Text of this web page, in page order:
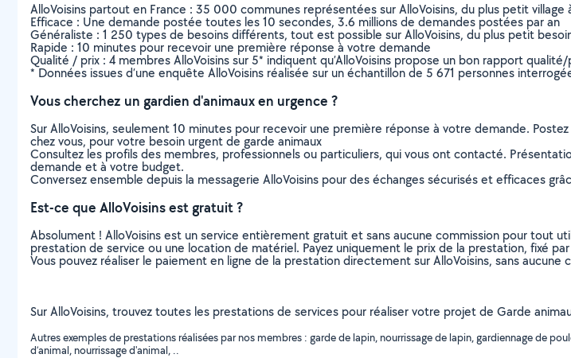
AlloVoisins partout en France : 35 000 communes représentées sur AlloVoisins, du plus petit
Efficace : Une demande postée toutes les 10 secondes, 3.6 millions de demandes postées par an
Généraliste : 1 250 types de besoins différents, tout est possible sur AlloVoisins, du plus petit
Rapide : 10 minutes pour recevoir une première réponse à votre demande
Qualité / prix : 4 membres AlloVoisins sur 5* indiquent qu’AlloVoisins propose un bon rapport qualité/
* Données issues d’une enquête AlloVoisins réalisée sur un échantillon de 5 671 personnes
Vous cherchez un gardien d'animaux en urgence ?
Sur AlloVoisins, seulement 10 minutes pour recevoir une première réponse à votre demande.
chez vous, pour votre besoin urgent de garde animaux
Consultez les profils des membres, professionnels ou particuliers, qui vous ont contacté.
demande et à votre budget.
Conversez ensemble depuis la messagerie AlloVoisins pour des échanges sécurisés et efficaces
Est-ce que AlloVoisins est gratuit ?
Absolument ! AlloVoisins est un service entièrement gratuit et sans aucune commission pour tout
prestation de service ou une location de matériel. Payez uniquement le prix de la prestation, fixé
Vous pouvez réaliser le paiement en ligne de la prestation directement sur AlloVoisins, sans aucune
Sur AlloVoisins, trouvez toutes les prestations de services pour réaliser votre projet de Garde
Autres exemples de prestations réalisées par nos membres : garde de lapin, nourrissage de lapin, gardiennage de
d’animal, nourrissage d'animal, ..